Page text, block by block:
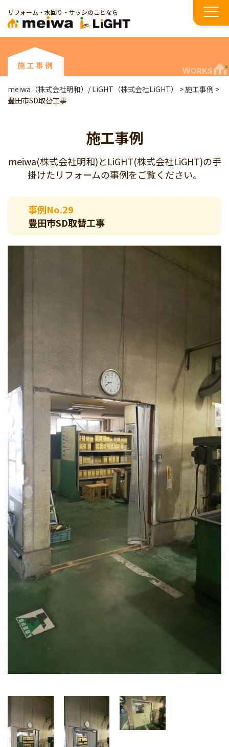
リフォーム・水回り・サッシのことなら
施工事例
WORKS
meiwa（株式会社明和）/ LiGHT（株式会社LiGHT） >施工事例 >
豊田市SD取替工事
施工事例
meiwa(株式会社明和)とLiGHT(株式会社LiGHT)の手
掛けたリフォームの事例をご覧ください。
事例No.29
豊田市SD取替工事